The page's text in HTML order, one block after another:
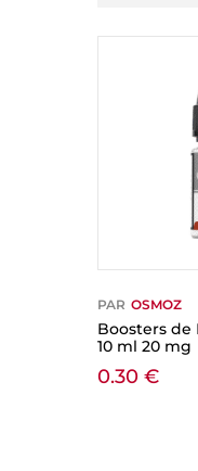
PAR OSMOZ
Boosters de
10 ml 20 mg
0.30 €